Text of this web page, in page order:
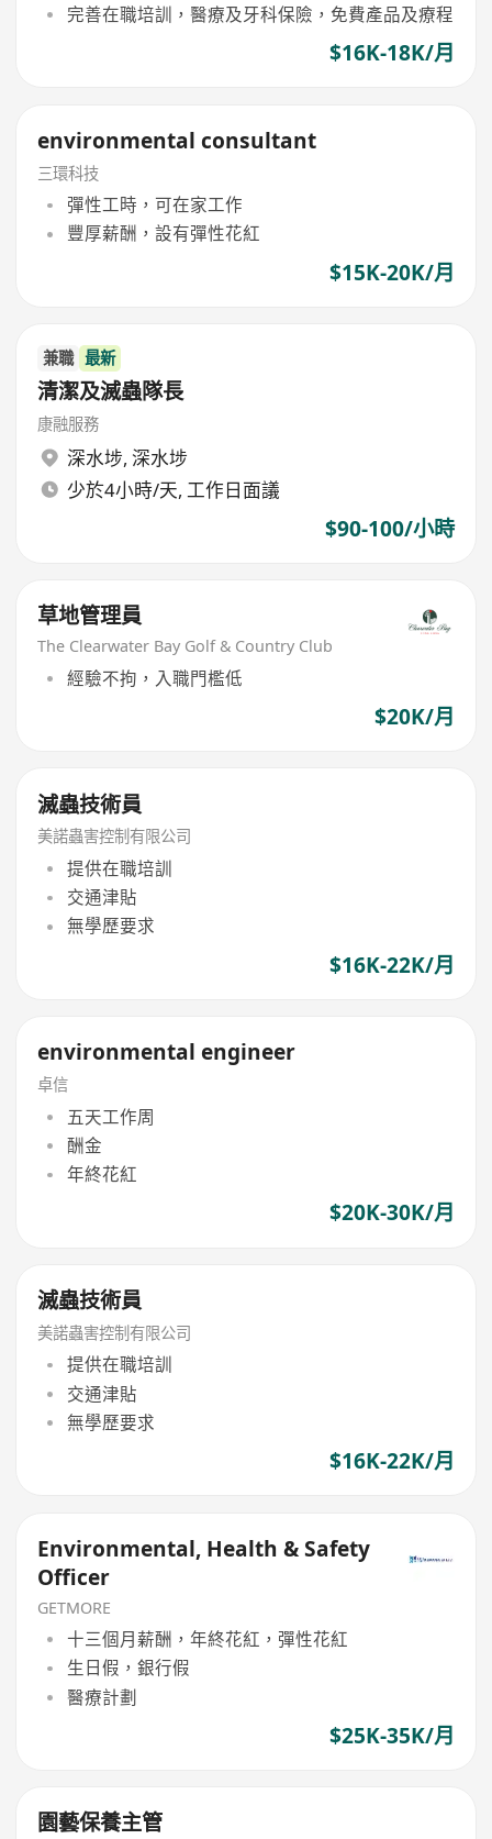
完善在職培訓，醫療及牙科保險，免費產品及療程
$16K-18K/月
environmental consultant
三環科技
彈性工時，可在家工作
豐厚薪酬，設有彈性花紅
$15K-20K/月
兼職 最新
清潔及滅蟲隊長
康融服務
深水埗, 深水埗
少於4小時/天, 工作日面議
$90-100/小時
草地管理員
The Clearwater Bay Golf & Country Club
經驗不拘，入職門檻低
$20K/月
滅蟲技術員
美諾蟲害控制有限公司
提供在職培訓
交通津貼
無學歷要求
$16K-22K/月
environmental engineer
卓信
五天工作周
酬金
年終花紅
$20K-30K/月
滅蟲技術員
美諾蟲害控制有限公司
提供在職培訓
交通津貼
無學歷要求
$16K-22K/月
Environmental, Health & Safety
Officer
GETMORE
十三個月薪酬，年終花紅，彈性花紅
生日假，銀行假
醫療計劃
$25K-35K/月
園藝保養主管